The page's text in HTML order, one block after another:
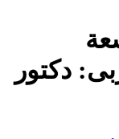
دكتور